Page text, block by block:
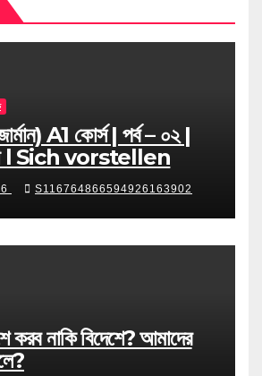
A1 কোর্স | পর্ব – ০২ |
l Sich vorstellen
S116764866594926163902
করব নাকি বিদেশে? আমাদের